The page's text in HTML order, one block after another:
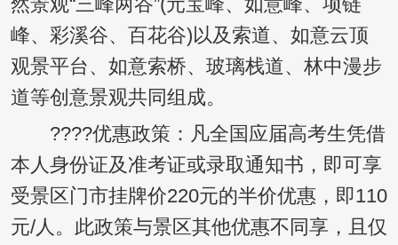
峰、彩溪谷、百花谷)以及索道、如意云顶
观景平台、如意索桥、玻璃栈道、林中漫步
道等创意景观共同组成。
????优惠政策：凡全国应届高考生凭借
本人身份证及准考证或录取通知书，即可享
受景区门市挂牌价220元的半价优惠，即110
元/人。此政策与景区其他优惠不同享，且仅